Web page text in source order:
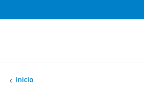
Inicio